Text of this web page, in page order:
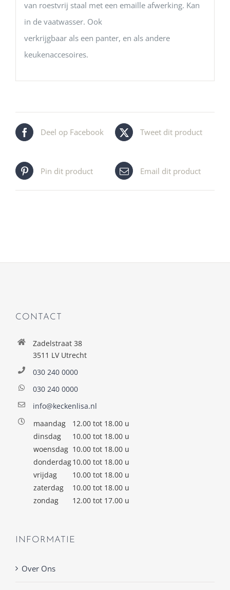
van roestvrij staal met een emaille afwerking. Kan
in de vaatwasser. Ook
verkrijgbaar als een panter, en als andere
keukenaccesoires.
Deel op Facebook Tweet dit product
Pin dit product Email dit product
CONTACT
Zadelstraat 38
3511 LV Utrecht
030 240 0000
030 240 0000
info@keckenlisa.nl
maandag
12.00 tot 18.00 u
dinsdag
10.00 tot 18.00 u
woensdag 10.00 tot 18.00 u
donderdag10.00 tot 18.00 u
vrijdag
10.00 tot 18.00 u
zaterdag
10.00 tot 18.00 u
zondag
12.00 tot 17.00 u
INFORMATIE
Over Ons